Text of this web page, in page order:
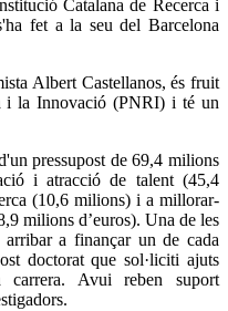
Catalana de Recerca i
fet a la seu del Barcelona
Albert Castellanos, és fruit
i la Innovació (PNRI) i té un
pressupost de 69,4 milions
i atracció de talent (45,4
(10,6 milions) i a millorar-
milions d’euros). Una de les
a finançar un de cada
doctorat que sol·liciti ajuts
carrera. Avui reben suport